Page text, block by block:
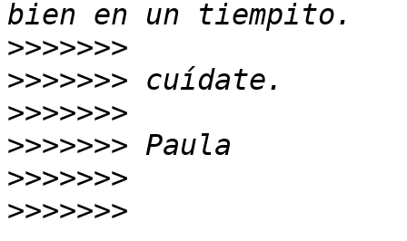
>>>>>>>
>>>>>>>
>>>>>>>
>>>>>>>
>>>>>>>
>>>>>>>